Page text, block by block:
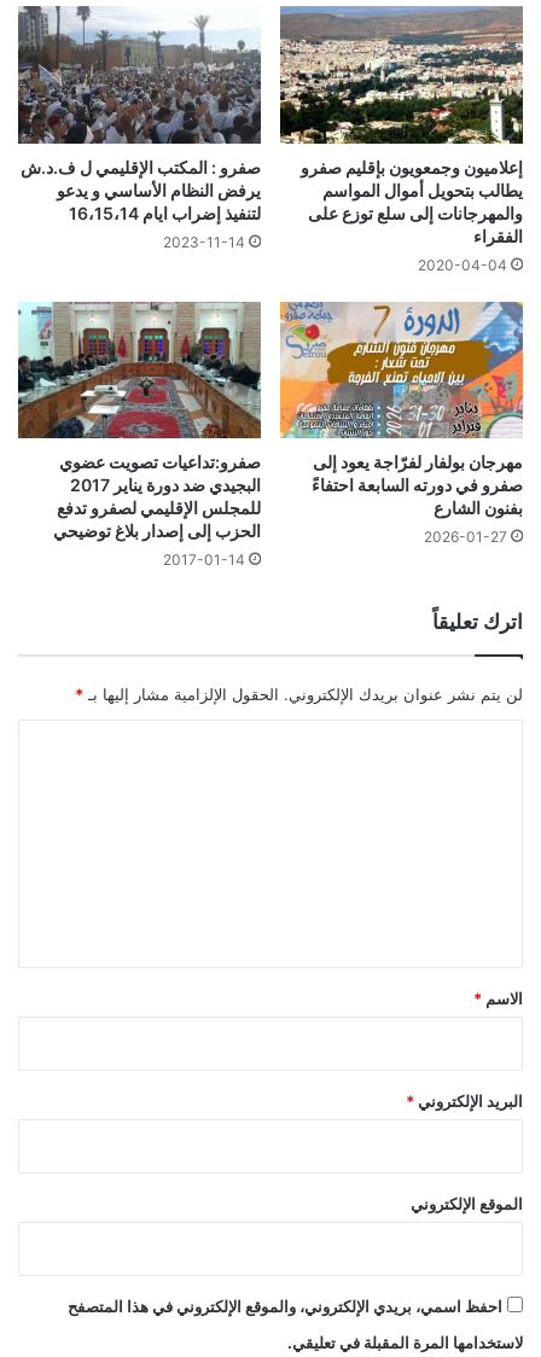
إعلاميون وجمعويون بإقليم صفرو
يطالب بتحويل أموال المواسم
والمهرجانات إلى سلع توزع على
الفقراء
2020-04-04
صفرو : المكتب الإقليمي ل ف.د.ش
يرفض النظام الأساسي و يدعو
لتنفيذ إضراب ايام 16،15،14
2023-11-14
مهرجان بولفار لفرّاجة يعود إلى
صفرو في دورته السابعة احتفاءً
بفنون الشارع
2026-01-27
صفرو:تداعيات تصويت عضوي
البجيدي ضد دورة يناير 2017
للمجلس الإقليمي لصفرو تدفع
الحزب إلى إصدار بلاغ توضيحي‎‎
2017-01-14
اترك تعليقاً
لن يتم نشر عنوان بريدك الإلكتروني. الحقول الإلزامية مشار إليها بـ *
*
الاسم *
البريد الإلكتروني *
الموقع الإلكتروني
احفظ اسمي، بريدي الإلكتروني، والموقع الإلكتروني في هذا المتصفح
لاستخدامها المرة المقبلة في تعليقي.